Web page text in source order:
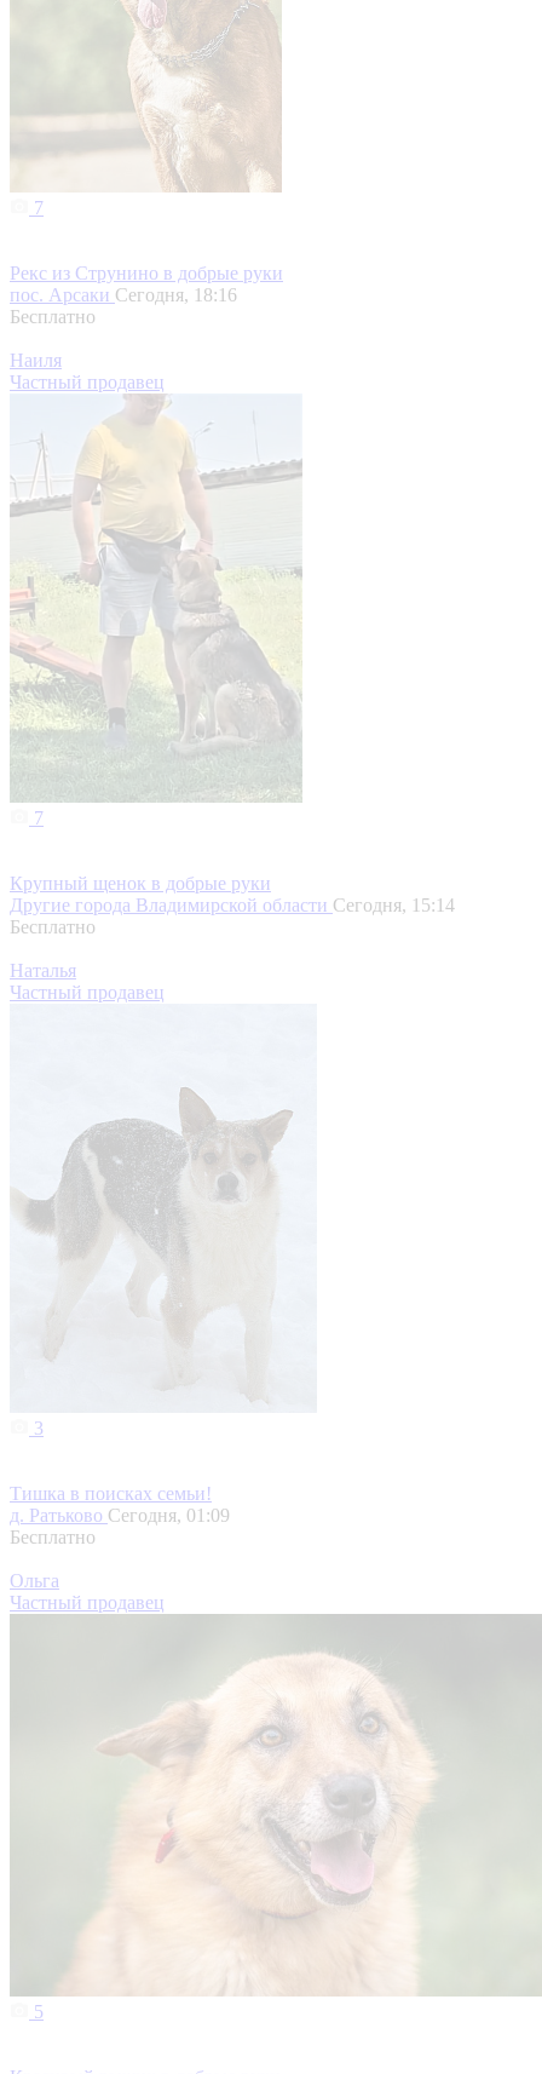
7
Рекс из Струнино в добрые руки
пос. Арсаки Сегодня, 18:16
Бесплатно
Наиля
Частный продавец
7
Крупный щенок в добрые руки
Другие города Владимирской области Сегодня, 15:14
Бесплатно
Наталья
Частный продавец
3
Тишка в поисках семьи!
д. Ратьково Сегодня, 01:09
Бесплатно
Ольга
Частный продавец
5